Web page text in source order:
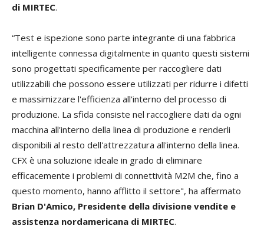
di MIRTEC.
“Test e ispezione sono parte integrante di una fabbrica
intelligente connessa digitalmente in quanto questi sistemi
sono progettati specificamente per raccogliere dati
utilizzabili che possono essere utilizzati per ridurre i difetti
e massimizzare l'efficienza all'interno del processo di
produzione. La sfida consiste nel raccogliere dati da ogni
macchina all'interno della linea di produzione e renderli
disponibili al resto dell'attrezzatura all'interno della linea.
CFX è una soluzione ideale in grado di eliminare
efficacemente i problemi di connettività M2M che, fino a
questo momento, hanno afflitto il settore", ha affermato
Brian D'Amico, Presidente della divisione vendite e
assistenza nordamericana di MIRTEC.